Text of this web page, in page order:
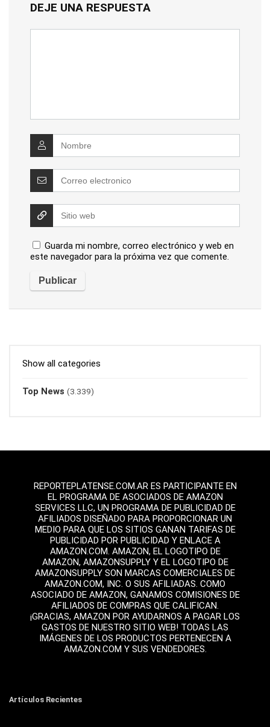
DEJE UNA RESPUESTA
Guarda mi nombre, correo electrónico y web en
este navegador para la próxima vez que comente.
Show all categories
Top News (3.339)
REPORTEPLATENSE.COM.AR ES PARTICIPANTE EN
EL PROGRAMA DE ASOCIADOS DE AMAZON
SERVICES LLC, UN PROGRAMA DE PUBLICIDAD DE
AFILIADOS DISEÑADO PARA PROPORCIONAR UN
MEDIO PARA QUE LOS SITIOS GANAN TARIFAS DE
PUBLICIDAD POR PUBLICIDAD Y ENLACE A
AMAZON.COM. AMAZON, EL LOGOTIPO DE
AMAZON, AMAZONSUPPLY Y EL LOGOTIPO DE
AMAZONSUPPLY SON MARCAS COMERCIALES DE
AMAZON.COM, INC. O SUS AFILIADAS. COMO
ASOCIADO DE AMAZON, GANAMOS COMISIONES DE
AFILIADOS DE COMPRAS QUE CALIFICAN.
¡GRACIAS, AMAZON POR AYUDARNOS A PAGAR LOS
GASTOS DE NUESTRO SITIO WEB! TODAS LAS
IMÁGENES DE LOS PRODUCTOS PERTENECEN A
AMAZON.COM Y SUS VENDEDORES.
Artículos Recientes